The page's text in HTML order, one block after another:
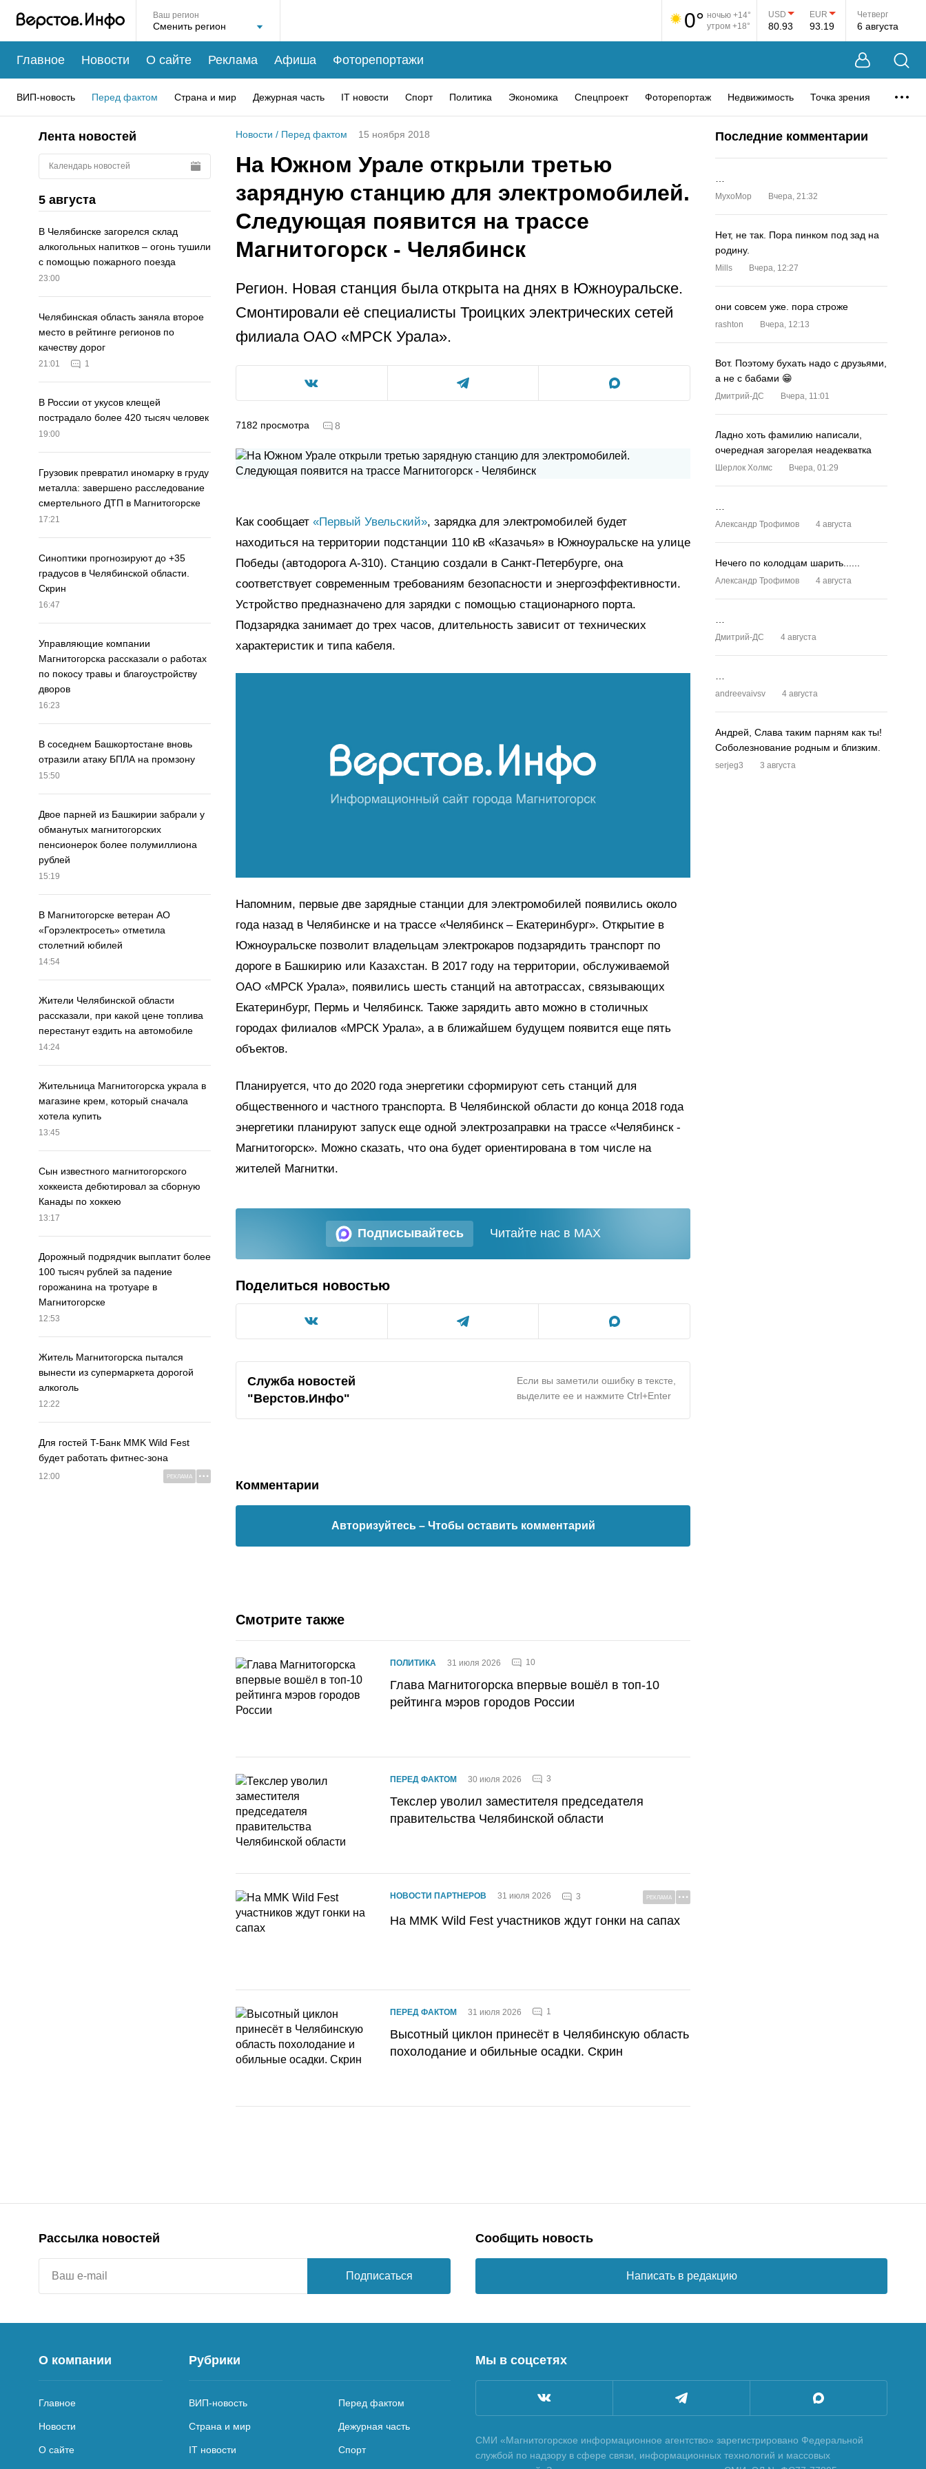
Ваш регион 0° ночью +14°
утром +18°
USD
80.93
EUR
93.19
Четверг
6 августа
Главное Новости О сайте Реклама Афиша Фоторепортажи
ВИП-новость Перед фактом Страна и мир Дежурная часть IT новости Спорт Политика Экономика Спецпроект Фоторепортаж Недвижимость Точка зрения
Лента новостей
Календарь новостей
5 августа
В Челябинске загорелся склад
алкогольных напитков – огонь тушили
с помощью пожарного поезда
23:00
Челябинская область заняла второе
место в рейтинге регионов по
качеству дорог
21:01 1
В России от укусов клещей
пострадало более 420 тысяч человек
19:00
Грузовик превратил иномарку в груду
металла: завершено расследование
смертельного ДТП в Магнитогорске
17:21
Синоптики прогнозируют до +35
градусов в Челябинской области.
Скрин
16:47
Управляющие компании
Магнитогорска рассказали о работах
по покосу травы и благоустройству
дворов
16:23
В соседнем Башкортостане вновь
отразили атаку БПЛА на промзону
15:50
Двое парней из Башкирии забрали у
обманутых магнитогорских
пенсионерок более полумиллиона
рублей
15:19
В Магнитогорске ветеран АО
«Горэлектросеть» отметила
столетний юбилей
14:54
Жители Челябинской области
рассказали, при какой цене топлива
перестанут ездить на автомобиле
14:24
Жительница Магнитогорска украла в
магазине крем, который сначала
хотела купить
13:45
Сын известного магнитогорского
хоккеиста дебютировал за сборную
Канады по хоккею
13:17
Дорожный подрядчик выплатит более
100 тысяч рублей за падение
горожанина на тротуаре в
Магнитогорске
12:53
Житель Магнитогорска пытался
вынести из супермаркета дорогой
алкоголь
12:22
Для гостей T-Банк MMK Wild Fest
будет работать фитнес-зона
12:00 РЕКЛАМА
Новости / Перед фактом 15 ноября 2018
На Южном Урале открыли третью
зарядную станцию для электромобилей.
Следующая появится на трассе
Магнитогорск - Челябинск
Регион. Новая станция была открыта на днях в Южноуральске.
Смонтировали её специалисты Троицких электрических сетей
филиала ОАО «МРСК Урала».
7182 просмотра 8
Как сообщает «Первый Увельский», зарядка для электромобилей будет
находиться на территории подстанции 110 кВ «Казачья» в Южноуральске на улице
Победы (автодорога А-310). Станцию создали в Санкт-Петербурге, она
соответствует современным требованиям безопасности и энергоэффективности.
Устройство предназначено для зарядки с помощью стационарного порта.
Подзарядка занимает до трех часов, длительность зависит от технических
характеристик и типа кабеля.
Напомним, первые две зарядные станции для электромобилей появились около
года назад в Челябинске и на трассе «Челябинск – Екатеринбург». Открытие в
Южноуральске позволит владельцам электрокаров подзарядить транспорт по
дороге в Башкирию или Казахстан. В 2017 году на территории, обслуживаемой
ОАО «МРСК Урала», появились шесть станций на автотрассах, связывающих
Екатеринбург, Пермь и Челябинск. Также зарядить авто можно в столичных
городах филиалов «МРСК Урала», а в ближайшем будущем появится еще пять
объектов.
Планируется, что до 2020 года энергетики сформируют сеть станций для
общественного и частного транспорта. В Челябинской области до конца 2018 года
энергетики планируют запуск еще одной электрозаправки на трассе «Челябинск -
Магнитогорск». Можно сказать, что она будет ориентирована в том числе на
жителей Магнитки.
Подписывайтесь Читайте нас в MAX
Поделиться новостью
Служба новостей
"Верстов.Инфо"
Если вы заметили ошибку в тексте,
выделите ее и нажмите Ctrl+Enter
Комментарии
Авторизуйтесь – Чтобы оставить комментарий
Смотрите также
ПОЛИТИКА 31 июля 2026 10
Глава Магнитогорска впервые вошёл в топ-10
рейтинга мэров городов России
ПЕРЕД ФАКТОМ 30 июля 2026 3
Текслер уволил заместителя председателя
правительства Челябинской области
НОВОСТИ ПАРТНЕРОВ 31 июля 2026 3 РЕКЛАМА
На MMK Wild Fest участников ждут гонки на сапах
ПЕРЕД ФАКТОМ 31 июля 2026 1
Высотный циклон принесёт в Челябинскую область
похолодание и обильные осадки. Скрин
Последние комментарии
MyxoMop Вчера, 21:32
Нет, не так. Пора пинком под зад на
родину.
Mills Вчера, 12:27
они совсем уже. пора строже
rashton Вчера, 12:13
Вот. Поэтому бухать надо с друзьями,
а не с бабами 😁
Дмитрий-ДС Вчера, 11:01
Ладно хоть фамилию написали,
очередная загорелая неадекватка
Шерлок Холмс Вчера, 01:29
Александр Трофимов 4 августа
Нечего по колодцам шарить......
Александр Трофимов 4 августа
Дмитрий-ДС 4 августа
andreevaivsv 4 августа
Андрей, Слава таким парням как ты!
Соболезнование родным и близким.
serjeg3 3 августа
Рассылка новостей
Подписаться
Сообщить новость
Написать в редакцию
О компании
Главное
Новости
О сайте
Рубрики
ВИП-новость Перед фактом
Страна и мир Дежурная часть
IT новости Спорт
Мы в соцсетях
СМИ «Магнитогорское информационное агентство» зарегистрировано Федеральной
службой по надзору в сфере связи, информационных технологий и массовых